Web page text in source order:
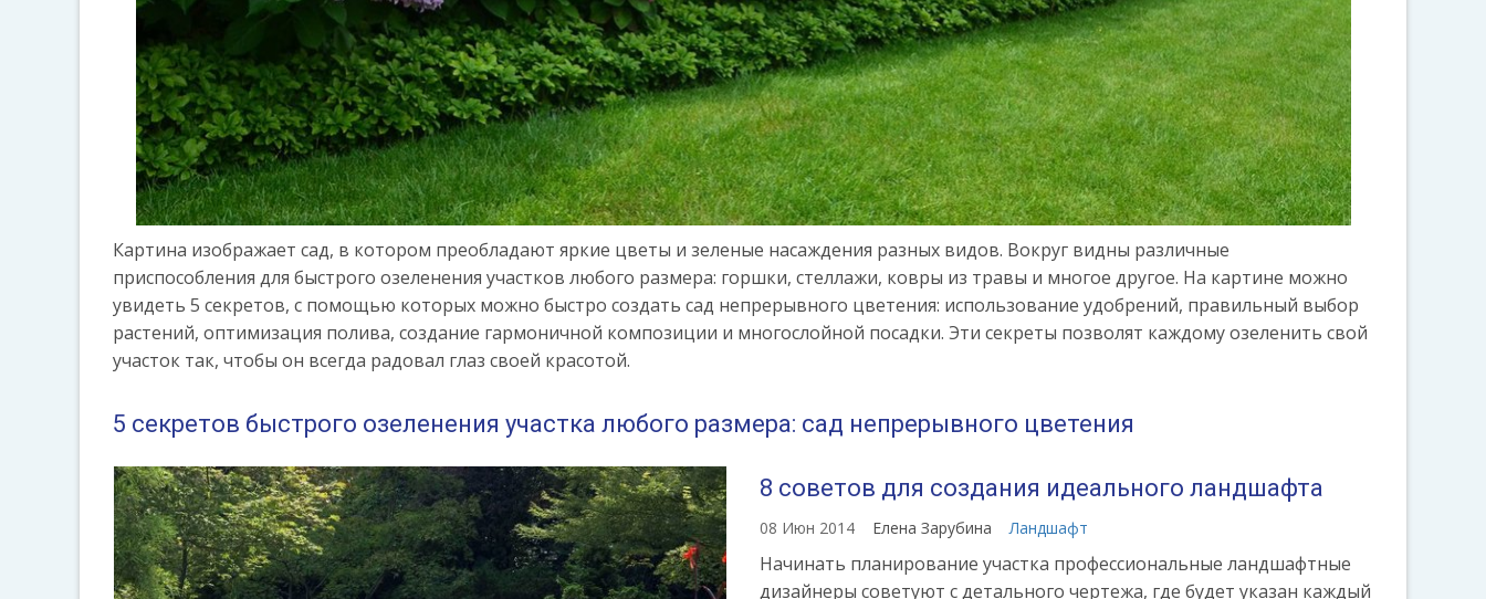
Картина изображает сад, в котором преобладают яркие цветы и зеленые насаждения разных видов. Вокруг видны различные
приспособления для быстрого озеленения участков любого размера: горшки, стеллажи, ковры из травы и многое другое. На картине можно
увидеть 5 секретов, с помощью которых можно быстро создать сад непрерывного цветения: использование удобрений, правильный выбор
растений, оптимизация полива, создание гармоничной композиции и многослойной посадки. Эти секреты позволят каждому озеленить свой
участок так, чтобы он всегда радовал глаз своей красотой.
5 секретов быстрого озеленения участка любого размера: сад непрерывного цветения
8 советов для создания идеального ландшафта
08 Июн 2014 Елена Зарубина Ландшафт
Начинать планирование участка профессиональные ландшафтные
дизайнеры советуют с детального чертежа, где будет указан каждый